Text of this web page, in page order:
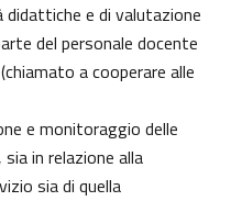
e di valutazione
del personale docente
a cooperare alle
e monitoraggio delle
in relazione alla
sia di quella